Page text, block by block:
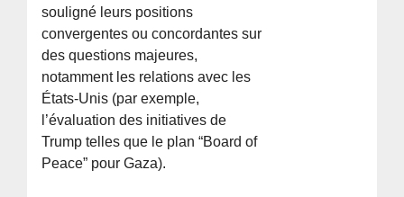
souligné leurs positions
convergentes ou concordantes sur
des questions majeures,
notamment les relations avec les
États-Unis (par exemple,
l’évaluation des initiatives de
Trump telles que le plan “Board of
Peace” pour Gaza).